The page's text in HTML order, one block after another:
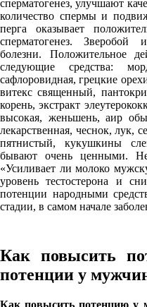
сперматогенез, улучшают
количество спермы и
перга оказывает
сперматогенез. Зверобой
болезни. Положительное
следующие средства:
сафлоровидная, грецкие
витекс священный,
корень, экстракт
высокая, женьшень, аир
лекарственная, чеснок, лук,
пятнистый, кукушкины
бывают очень ценными.
«Усиливает ли молоко
уровень тестостерона и
потенции народными
стадии, в самом начале
Как повысить
потенции у
Как повысить потенцию у